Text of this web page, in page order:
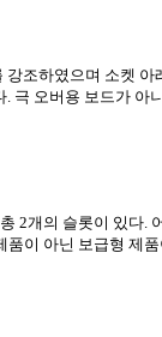
강조하였으며 소켓 아
극 오버용 보드가 아
2개의 슬롯이 있다.
품이 아닌 보급형 제